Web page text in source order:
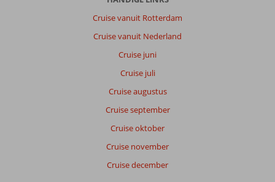
Cruise vanuit Rotterdam
Cruise vanuit Nederland
Cruise juni
Cruise juli
Cruise augustus
Cruise september
Cruise oktober
Cruise november
Cruise december